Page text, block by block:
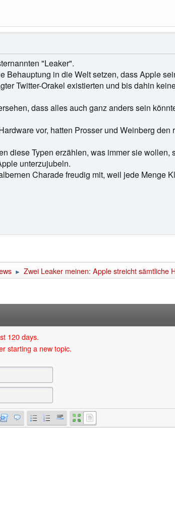
"Leaker".
Behauptung in die Welt setzen, dass Apple
Twitter-Orakel existierten und bis dahin
dass alles auch ganz anders sein
vor, hatten Prosser und Weinberg
diese Typen erzählen, was immer sie
unterzujubeln.
Charade freudig mit, weil jede Menge
► Zwei Leaker meinen: Apple streicht sämtliche
120 days.
starting a new topic.